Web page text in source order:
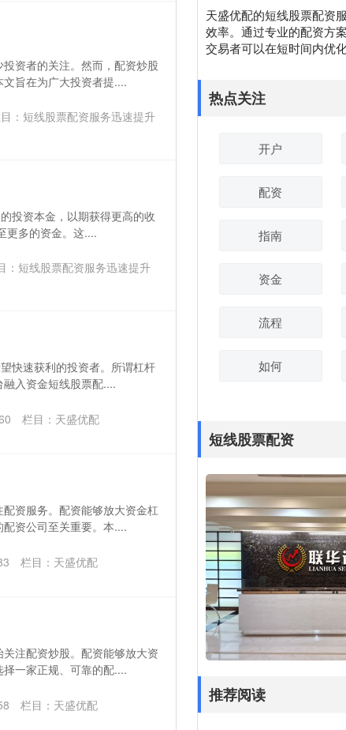
资者的关注。然而，配资炒股
旨在为广大投资者提....
： 短线股票配资服务迅速提升
投资本金，以期获得更高的收
更多的资金。这....
： 短线股票配资服务迅速提升
快速获利的投资者。所谓杠杆
入资金短线股票配....
栏目： 天盛优配
资服务。配资能够放大资金杠
资公司至关重要。本....
栏目： 天盛优配
注配资炒股。配资能够放大资
一家正规、可靠的配....
栏目： 天盛优配
天盛优配的短线股票配资
效率。通过专业的配资方
交易者可以在短时间内优化
热点关注
开户
配资
指南
资金
流程
如何
短线股票配资
推荐阅读